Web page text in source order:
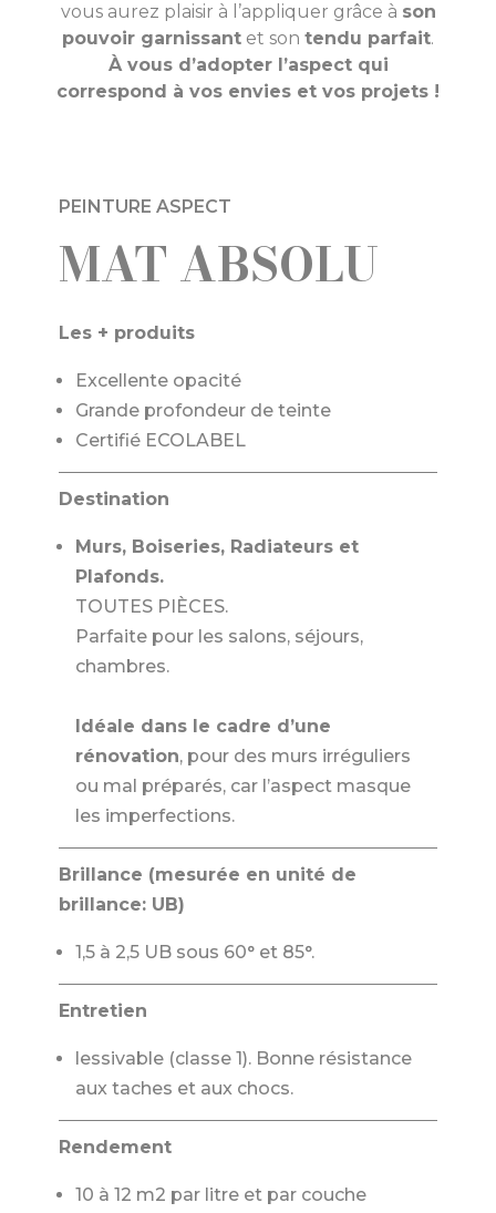
vous aurez plaisir à l’appliquer grâce à son
pouvoir garnissant et son tendu parfait.
À vous d’adopter l’aspect qui
correspond à vos envies et vos projets !
PEINTURE ASPECT
MAT ABSOLU
Les + produits
Excellente opacité
Grande profondeur de teinte
Certifié ECOLABEL
Destination
Murs, Boiseries, Radiateurs et
Plafonds.
TOUTES PIÈCES.
Parfaite pour les salons, séjours,
chambres.
Idéale dans le cadre d’une
rénovation, pour des murs irréguliers
ou mal préparés, car l’aspect masque
les imperfections.
Brillance (mesurée en unité de
brillance: UB)
1,5 à 2,5 UB sous 60° et 85°.
Entretien
lessivable (classe 1). Bonne résistance
aux taches et aux chocs.
Rendement
10 à 12 m2 par litre et par couche